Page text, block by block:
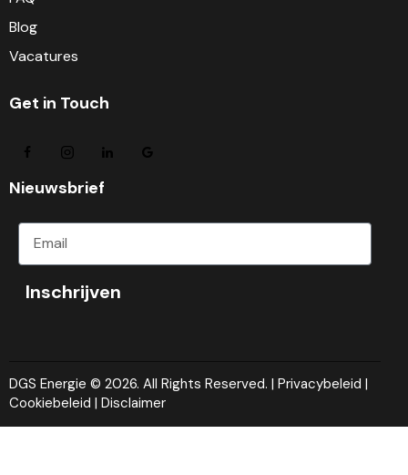
Blog
Vacatures
Get in Touch
Nieuwsbrief
Inschrijven
DGS Energie © 2026. All Rights Reserved. | Privacybeleid |
Cookiebeleid | Disclaimer